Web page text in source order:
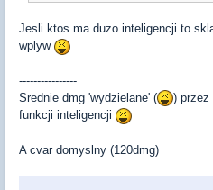
Jesli ktos ma duzo inteligencji to
wplyw
----------------
Srednie dmg 'wydzielane' (
) przez
funkcji inteligencji
A cvar domyslny (120dmg)